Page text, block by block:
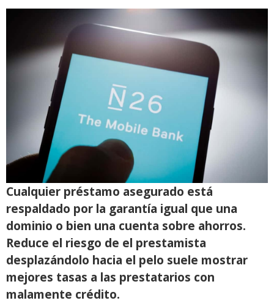
Cualquier préstamo asegurado está
respaldado por la garantía igual que una
dominio o bien una cuenta sobre ahorros.
Reduce el riesgo de el prestamista
desplazándolo hacia el pelo suele mostrar
mejores tasas a las prestatarios con
malamente crédito.